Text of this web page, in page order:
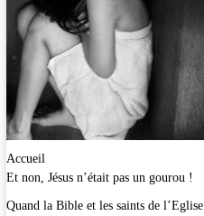
Accueil
Et non, Jésus n’était pas un gourou !
Quand la Bible et les saints de l’Eglise